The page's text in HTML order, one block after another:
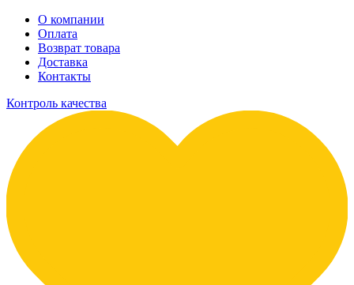
О компании
Оплата
Возврат товара
Доставка
Контакты
Контроль качества